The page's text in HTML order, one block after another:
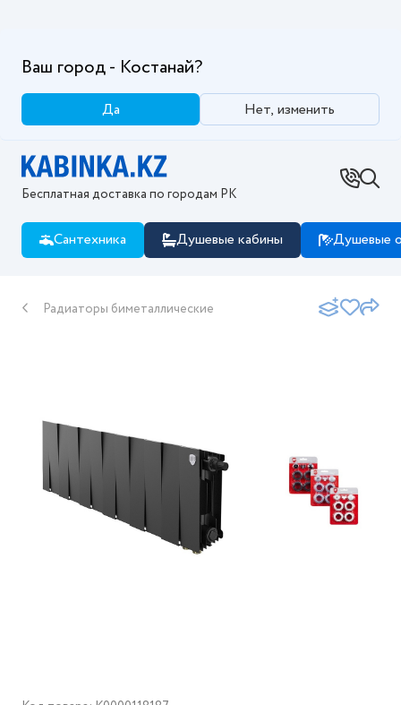
Ваш город - Костанай?
Да Нет, изменить
Бесплатная доставка по городам РК
Сантехника Душевые кабины Душевые
Радиаторы биметаллические